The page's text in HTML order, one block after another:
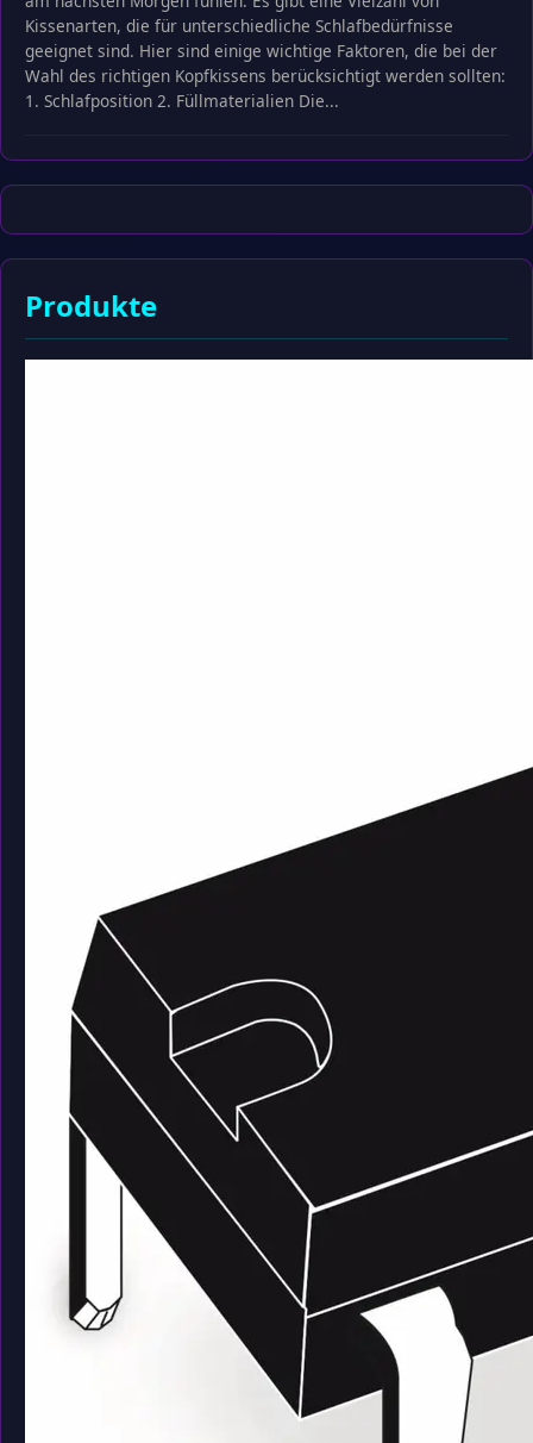
Kissenarten, die für unterschiedliche Schlafbedürfnisse
geeignet sind. Hier sind einige wichtige Faktoren, die bei der
Wahl des richtigen Kopfkissens berücksichtigt werden sollten:
1. Schlafposition 2. Füllmaterialien Die...
Produkte